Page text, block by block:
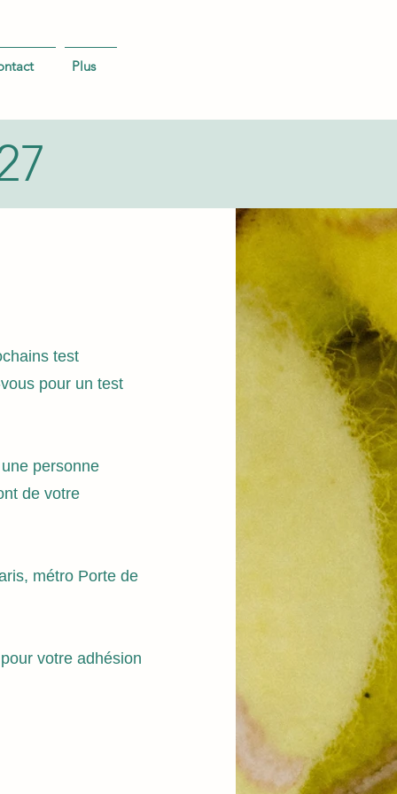
Plus
test
pour un test
personne
de votre
métro Porte de
votre adhésion